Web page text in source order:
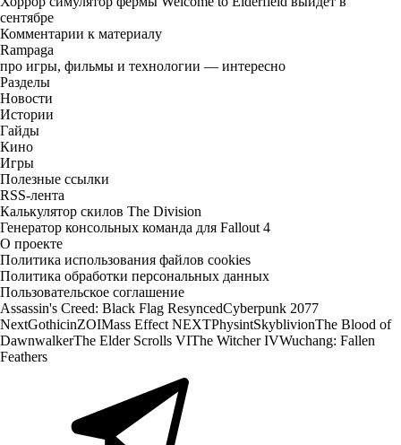
сентябре
Комментарии к материалу
Rampaga
про игры, фильмы и технологии — интересно
Разделы
Новости
Истории
Гайды
Кино
Игры
Полезные ссылки
RSS-лента
Калькулятор скилов The Division
Генератор консольных команда для Fallout 4
О проекте
Политика использования файлов cookies
Политика обработки персональных данных
Пользовательское соглашение
Assassin's Creed: Black Flag ResyncedCyberpunk 2077
NextGothicinZOIMass Effect NEXTPhysintSkyblivionThe Blood of
DawnwalkerThe Elder Scrolls VIThe Witcher IVWuchang: Fallen
Feathers